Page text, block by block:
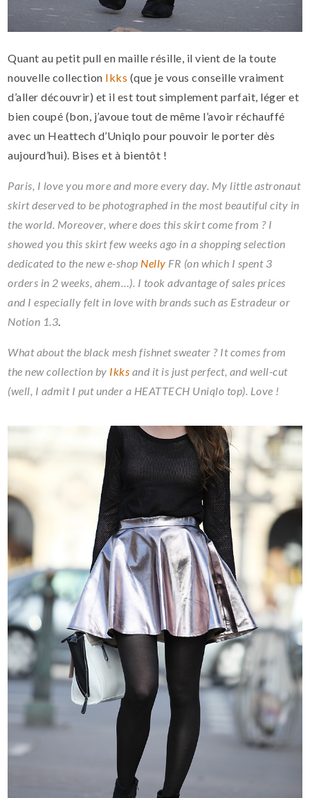
Quant au petit pull en maille résille, il vient de la toute
nouvelle collection Ikks (que je vous conseille vraiment
d’aller découvrir) et il est tout simplement parfait, léger et
bien coupé (bon, j’avoue tout de même l’avoir réchauffé
avec un Heattech d’Uniqlo pour pouvoir le porter dès
aujourd’hui). Bises et à bientôt !
Paris, I love you more and more every day. My little astronaut
skirt deserved to be photographed in the most beautiful city in
the world. Moreover, where does this skirt come from ? I
showed you this skirt few weeks ago in a shopping selection
dedicated to the new e-shop Nelly FR (on which I spent 3
orders in 2 weeks, ahem…). I took advantage of sales prices
and I especially felt in love with brands such as Estradeur or
Notion 1.3
What about the black mesh fishnet sweater ? It comes from
the new collection by Ikks and it is just perfect, and well-cut
(well, I admit I put under a HEATTECH Uniqlo top). Love !